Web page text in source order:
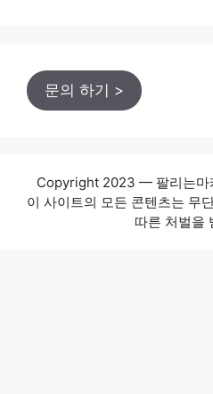
문의 하기 >
Copyright 2023 — 팔리는
이 사이트의 모든 콘텐츠는 무
따른 처벌을